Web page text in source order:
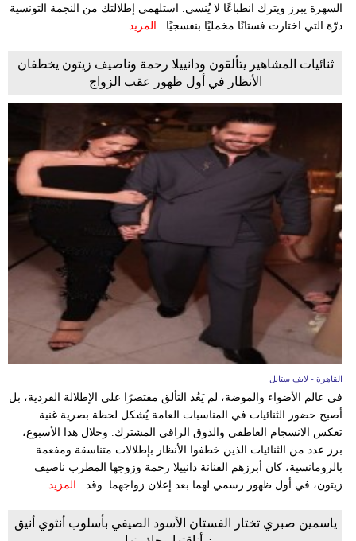
السهرة يبرز ويترك انطباعًا لا يُنسى. استلهمي إطلالتك من النجمة التونسية
درّة التي اختارت فستانًا مخمليًا بنفسجيًا... المزيد
ثنائيات المشاهير يتألقون ودانييلا رحمة وناصيف زيتون يخطفان
الأنظار في أول ظهور عقب الزواج
القاهرة - لايف ستايل
في عالم الأضواء والموضة، لم يَعُد التألق مقتصرًا على الإطلالة الفردية، بل
أصبح حضور الثنائيات في المناسبات العامة يُشكل لحظة بصرية غنية
تعكس الانسجام العاطفي والذوق الراقي المشترك. وخلال هذا الأسبوع،
برز عدد من الثنائيات الذين خطفوا الأنظار بإطلالات متناسقة ومفعمة
بالرومانسية، كان أبرزهم الفنانة دانييلا رحمة وزوجها المطرب ناصيف
زيتون، في أول ظهور رسمي لهما بعد إعلان زواجهما. وقد...
المزيد
ياسمين صبري تختار الفستان الأسود الصيفي بأسلوب أنثوي أنيق